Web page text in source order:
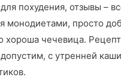
похудения, отзывы –
монодиетами, просто
хороша чечевица.
с утренней